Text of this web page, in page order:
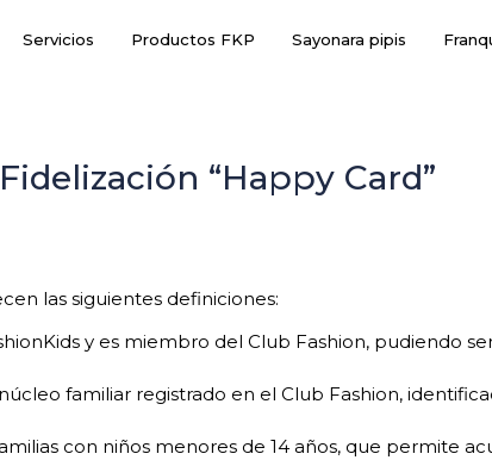
Servicios Productos FKP Sayonara pipis
“Happy Card”
las siguientes definiciones:
y es miembro del Club Fashion, pudiendo
familiar registrado en el Club Fashion,
con niños menores de 14 años, que permite